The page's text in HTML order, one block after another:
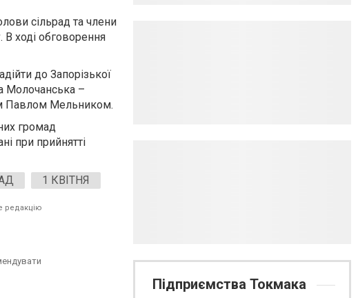
сільрад та члени
В ході обговорення
до Запорізької
Молочанська –
Павлом Мельником.
громад
при прийнятті
1 КВІТНЯ
редакцію
Підприємства Токмака